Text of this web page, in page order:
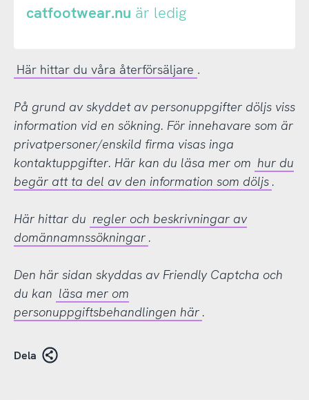
eller
catfootwear.nu är ledig
Här hittar du våra återförsäljare .
På grund av skyddet av personuppgifter döljs viss
information vid en sökning. För innehavare som är
privatpersoner/enskild firma visas inga
kontaktuppgifter. Här kan du läsa mer om hur du
begär att ta del av den information som döljs .
Här hittar du regler och beskrivningar av
domännamnssökningar .
Den här sidan skyddas av Friendly Captcha och
du kan läsa mer om
personuppgiftsbehandlingen här .
Dela